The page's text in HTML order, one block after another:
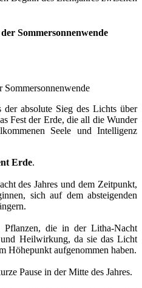
Sommersonnenwende
der absolute Sieg des Lichts über
Fest der Erde, die all die Wunder
Seele und Intelligenz
Erde.
des Jahres und dem Zeitpunkt,
sich auf dem absteigenden
Pflanzen, die in der Litha-Nacht
Heilwirkung, da sie das Licht
Höhepunkt aufgenommen haben.
Pause in der Mitte des Jahres.